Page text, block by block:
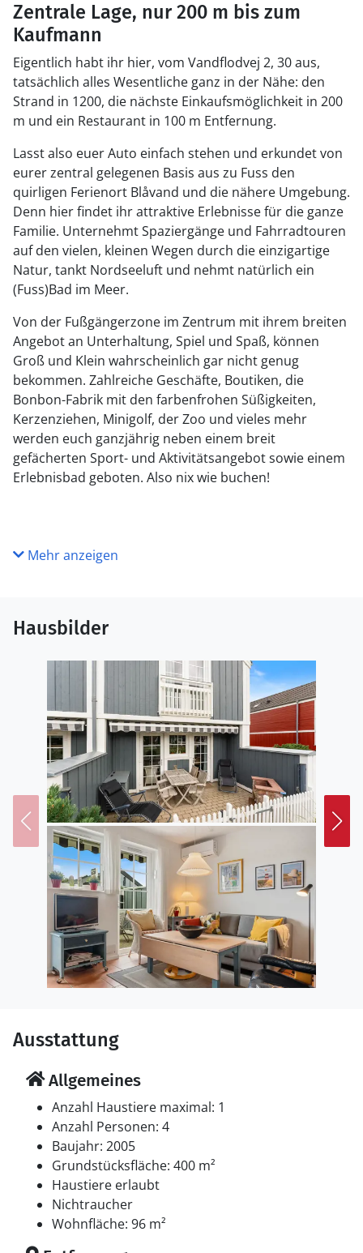
Zentrale Lage, nur 200 m bis zum
Kaufmann
Eigentlich habt ihr hier, vom Vandflodvej 2, 30 aus,
tatsächlich alles Wesentliche ganz in der Nähe: den
Strand in 1200, die nächste Einkaufsmöglichkeit in 200
m und ein Restaurant in 100 m Entfernung.
Lasst also euer Auto einfach stehen und erkundet von
eurer zentral gelegenen Basis aus zu Fuss den
quirligen Ferienort Blåvand und die nähere Umgebung.
Denn hier findet ihr attraktive Erlebnisse für die ganze
Familie. Unternehmt Spaziergänge und Fahrradtouren
auf den vielen, kleinen Wegen durch die einzigartige
Natur, tankt Nordseeluft und nehmt natürlich ein
(Fuss)Bad im Meer.
Von der Fußgängerzone im Zentrum mit ihrem breiten
Angebot an Unterhaltung, Spiel und Spaß, können
Groß und Klein wahrscheinlich gar nicht genug
bekommen. Zahlreiche Geschäfte, Boutiken, die
Bonbon-Fabrik mit den farbenfrohen Süßigkeiten,
Kerzenziehen, Minigolf, der Zoo und vieles mehr
werden euch ganzjährig neben einem breit
gefächerten Sport- und Aktivitätsangebot sowie einem
Erlebnisbad geboten. Also nix wie buchen!
Mehr anzeigen
Hausbilder
Ausstattung
Allgemeines
Anzahl Haustiere maximal: 1
Anzahl Personen: 4
Baujahr: 2005
Grundstücksfläche: 400 m²
Haustiere erlaubt
Nichtraucher
Wohnfläche: 96 m²